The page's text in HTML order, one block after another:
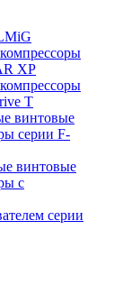
XP
T
винтовые
серии F-
винтовые
с
серии